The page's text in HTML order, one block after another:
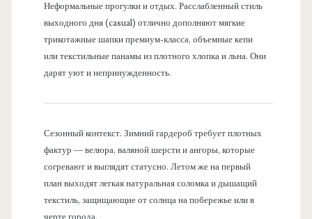
Неформальные прогулки и отдых. Расслабленный стиль
выходного дня (casual) отлично дополняют мягкие
трикотажные шапки премиум-класса, объемные кепи
или текстильные панамы из плотного хлопка и льна. Они
дарят уют и непринужденность.
Сезонный контекст. Зимний гардероб требует плотных
фактур — велюра, валяной шерсти и ангоры, которые
согревают и выглядят статусно. Летом же на первый
план выходят легкая натуральная соломка и дышащий
текстиль, защищающие от солнца на побережье или в
черте города.